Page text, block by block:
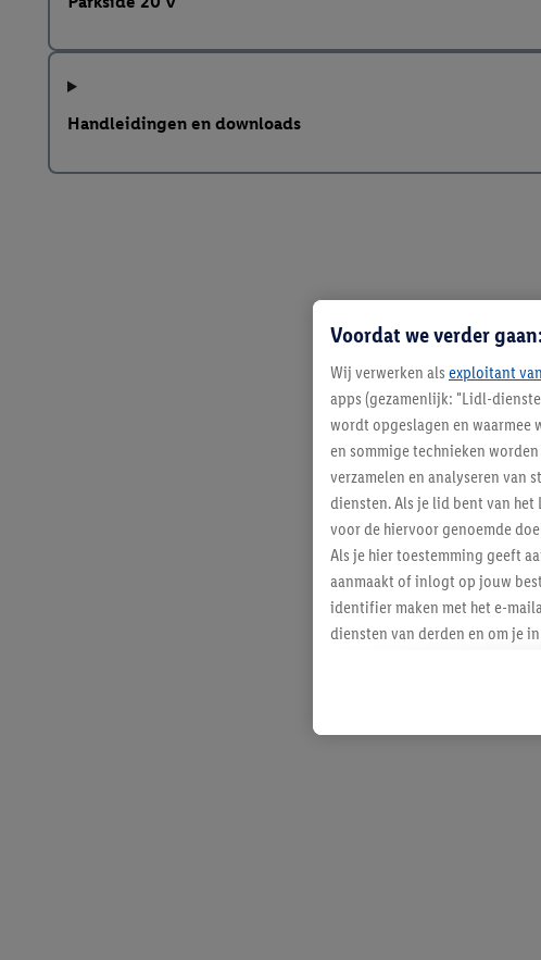
Handleidingen en downloads
Voordat we verder
Wij verwerken als exploitant
apps (gezamenlijk: "Lidl-
wordt opgeslagen en waarmee
en sommige technieken
verzamelen en analyseren van
diensten. Als je lid bent van
voor de hiervoor genoemde
Als je hier toestemming geeft
aanmaakt of inlogt op jouw
identifier maken met het e-
diensten van derden en om je
Als je hiervoor toestemming
eerder interesse hebt getoond
maar het niet te kopen). De
Lidl-diensten worden
mailadres en met eventuele
Onder "Aanpassen" kun je
verwerkingsdoeleinden je
Door te klikken op